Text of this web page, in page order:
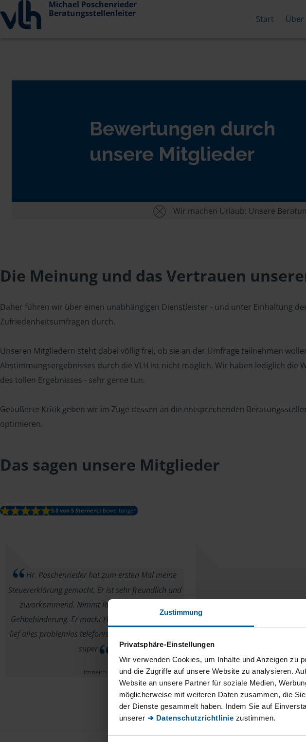
Zustimmung
Privatsphäre-Einstellungen
Wir verwenden Cookies, um Inhalte und Anzeigen zu
und die Zugriffe auf unsere Website zu analysieren.
Website an unsere Partner für soziale Medien,
möglicherweise mit weiteren Daten zusammen, die
der Dienste gesammelt haben. Indem Sie auf
unserer ➔ Datenschutzrichtlinie zustimmen.
Michael Poschenrieder
Beratungsstellenleiter
Start Über
Bewertungen durch
unsere Mitglieder
Wir machen Urlaub: Unsere
Die Meinung und das Vertrauen
Daher führen wir über einen unabhängigen Dienstleister - und unter Einhaltung
Zufriedenheitsumfragen durch.
Unseren Mitgliedern steht dabei völlig frei, ob sie an der Umfrage teilnehmen
Abstimmungsergebnisses durch die VLH ist nicht möglich. Wir haben lediglich die
des tollen Ergebnisses - sehr gerne tun.
Geäußerte Kritik geben wir im Zuge dessen an die entsprechenden
optimieren.
Das sagen unsere Mitglieder
5.0 von 5 Sternen(3 Bewertungen)
Hr. Poschenrieder hat zum ersten Mal meine
Steuererklärung gemacht. Er ist sehr freundlich und
zuvorkommend. Nimmt Rücksicht auf meine
Gehbehinderung. Er macht Hausbesuch und sonst
lief alles problemlos telefonisch und per Mail. Alles
super
Itzmeich